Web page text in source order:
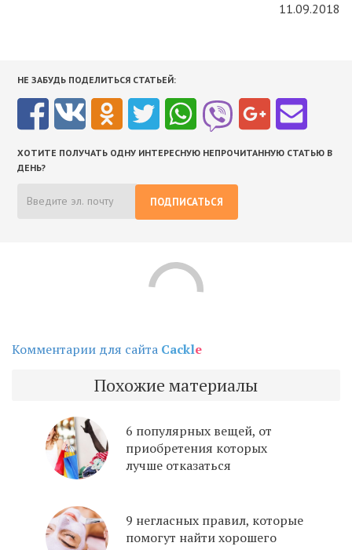
11.09.2018
НЕ ЗАБУДЬ ПОДЕЛИТЬСЯ СТАТЬЕЙ:
ХОТИТЕ ПОЛУЧАТЬ ОДНУ ИНТЕРЕСНУЮ НЕПРОЧИТАННУЮ СТАТЬЮ В
ДЕНЬ?
ПОДПИСАТЬСЯ
Комментарии для сайта Cackle
Похожие материалы
6 популярных вещей, от
приобретения которых
лучше отказаться
9 негласных правил, которые
помогут найти хорошего